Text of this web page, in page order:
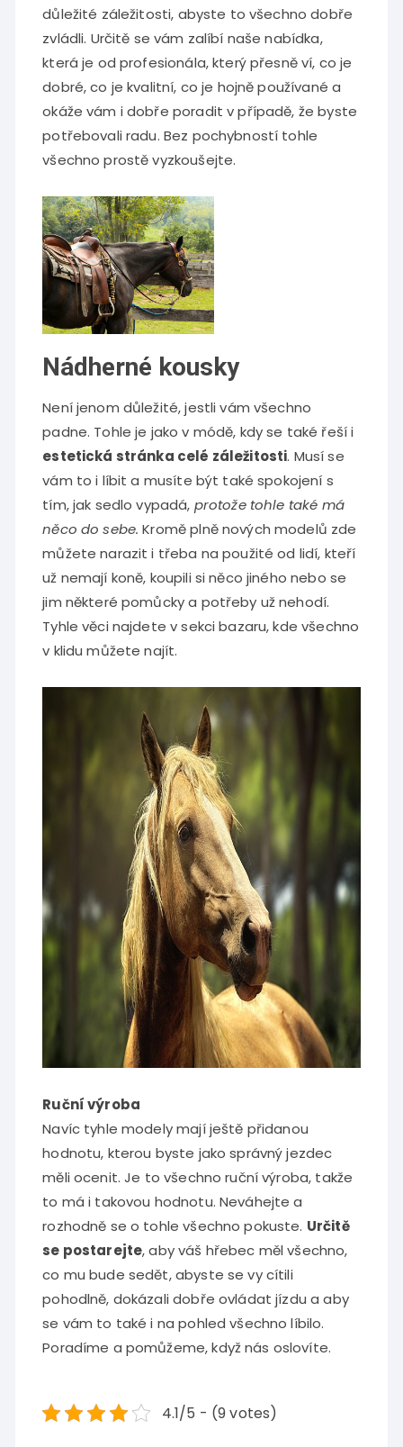
důležité záležitosti, abyste to všechno dobře
zvládli. Určitě se vám zalíbí naše nabídka,
která je od profesionála, který přesně ví, co je
dobré, co je kvalitní, co je hojně používané a
okáže vám i dobře poradit v případě, že byste
potřebovali radu. Bez pochybností tohle
všechno prostě vyzkoušejte.
Nádherné kousky
Není jenom důležité, jestli vám všechno
padne. Tohle je jako v módě, kdy se také řeší i
estetická stránka celé záležitosti. Musí se
vám to i líbit a musíte být také spokojení s
tím, jak sedlo vypadá, protože tohle také má
něco do sebe. Kromě plně nových modelů zde
můžete narazit i třeba na použité od lidí, kteří
už nemají koně, koupili si něco jiného nebo se
jim některé pomůcky a potřeby už nehodí.
Tyhle věci najdete v sekci bazaru, kde všechno
v klidu můžete najít.
Ruční výroba
Navíc tyhle modely mají ještě přidanou
hodnotu, kterou byste jako správný jezdec
měli ocenit. Je to všechno ruční výroba, takže
to má i takovou hodnotu. Neváhejte a
rozhodně se o tohle všechno pokuste. Určitě
se postarejte, aby váš hřebec měl všechno,
co mu bude sedět, abyste se vy cítili
pohodlně, dokázali dobře ovládat jízdu a aby
se vám to také i na pohled všechno líbilo.
Poradíme a pomůžeme, když nás oslovíte.
4.1/5 - (9 votes)